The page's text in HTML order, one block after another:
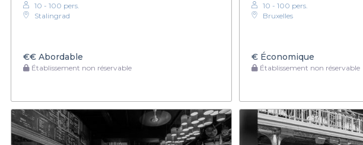
10 - 100 pers.
Stalingrad
€€ Abordable
Établissement non réservable
10 - 100 pers.
Bruxelles
€Économique
Établissement non réservable